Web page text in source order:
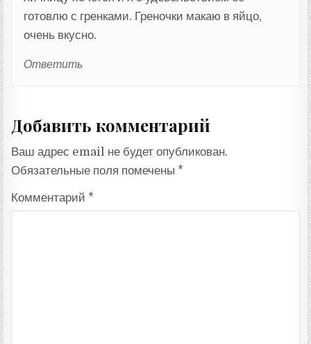
готовлю с гренками. Греночки макаю в яйцо,
очень вкусно.
Ответить
Добавить комментарий
Ваш адрес email не будет опубликован.
Обязательные поля помечены *
Комментарий *